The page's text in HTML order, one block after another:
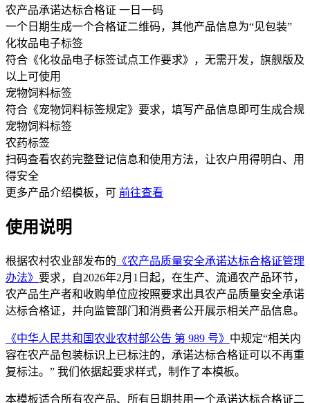
农产品承诺达标合格证 一日一码
一个日期生成一个合格证二维码，其他产品信息为“见包装”
化妆品电子标签
符合《化妆品电子标签试点工作要求》，无需开发，旗舰版及
以上可使用
宠物饲料标签
符合《宠物饲料标签规定》要求，填写产品信息即可生成合规
宠物饲料标签
农药标签
扫码查看农药完整登记信息和使用方法，让农户用得明白、用
得安全
更多产品介绍模板，可 前往查看
使用说明
根据农村农业部发布的 《农产品质量安全承诺达标合格证管理
办法》 要求，自2026年2月1日起，在生产、流通农产品环节，
农产品生产者和收购单位应按照要求出具农产品质量安全承诺
达标合格证，并向监管部门和消费者公开展示相关产品信息。
《中华人民共和国农业农村部公告 第 989 号》 中规定“相关内
容在农产品包装标识上已标注的，承诺达标合格证可以不再重
复标注。” 我们依据起要求样式，制作了本模板。
本模板适合所有农产品、所有日期共用一个承诺达标合格证二